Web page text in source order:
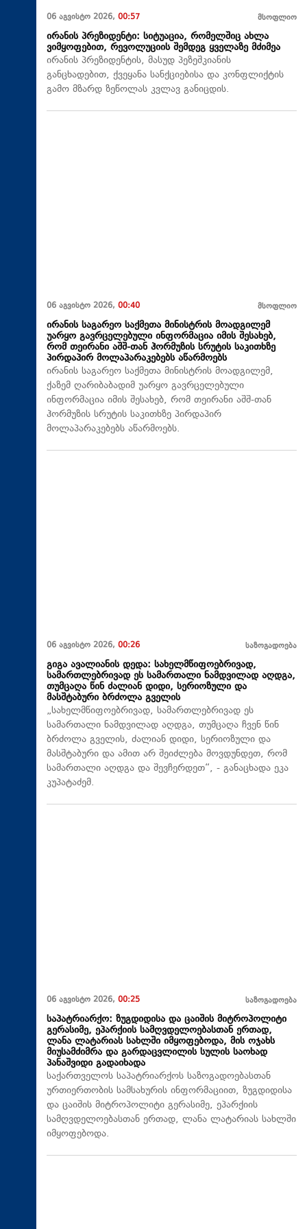
06 აგვისტო 2026, 00:57 მსოფლიო
ირანის პრეზიდენტი: სიტუაცია, რომელშიც ახლა
ვიმყოფებით, რევოლუციის შემდეგ ყველაზე მძიმეა
ირანის პრეზიდენტის, მასუდ პეზეშკიანის
განცხადებით, ქვეყანა სანქციებისა და კონფლიქტის
გამო მზარდ ზეწოლას კვლავ განიცდის.
06 აგვისტო 2026, 00:40 მსოფლიო
ირანის საგარეო საქმეთა მინისტრის მოადგილემ
უარყო გავრცელებული ინფორმაცია იმის შესახებ,
რომ თეირანი აშშ-თან ჰორმუზის სრუტის საკითხზე
პირდაპირ მოლაპარაკებებს აწარმოებს
ირანის საგარეო საქმეთა მინისტრის მოადგილემ,
ქაზემ ღარიბაბადიმ უარყო გავრცელებული
ინფორმაცია იმის შესახებ, რომ თეირანი აშშ-თან
ჰორმუზის სრუტის საკითხზე პირდაპირ
მოლაპარაკებებს აწარმოებს.
06 აგვისტო 2026, 00:26 საზოგადოება
გიგა ავალიანის დედა: სახელმწიფოებრივად,
სამართლებრივად ეს სამართალი ნამდვილად აღდგა,
თუმცაღა წინ ძალიან დიდი, სერიოზული და
მასშტაბური ბრძოლა გველის
„სახელმწიფოებრივად, სამართლებრივად ეს
სამართალი ნამდვილად აღდგა, თუმცაღა ჩვენ წინ
ბრძოლა გველის, ძალიან დიდი, სერიოზული და
მასშტაბური და ამით არ შეიძლება მოვდუნდეთ, რომ
სამართალი აღდგა და შევჩერდეთ“, - განაცხადა ეკა
კუპატაძემ.
06 აგვისტო 2026, 00:25 საზოგადოება
საპატრიარქო: ზუგდიდისა და ცაიშის მიტროპოლიტი
გერასიმე, ეპარქიის სამღვდელოებასთან ერთად,
ლანა ლატარიას სახლში იმყოფებოდა, მის ოჯახს
მიუსამძიმრა და გარდაცვლილის სულის საოხად
პანაშვიდი გადაიხადა
საქართველოს საპატრიარქოს საზოგადოებასთან
ურთიერთობის სამსახურის ინფორმაციით, ზუგდიდისა
და ცაიშის მიტროპოლიტი გერასიმე, ეპარქიის
სამღვდელოებასთან ერთად, ლანა ლატარიას სახლში
იმყოფებოდა.